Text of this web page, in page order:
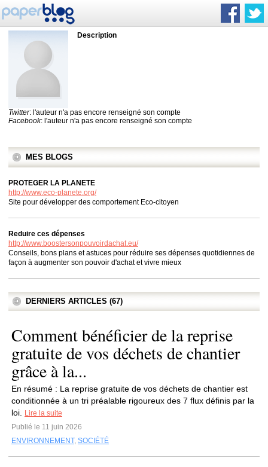
Description
Twitter: l'auteur n'a pas encore renseigné son compte
Facebook: l'auteur n'a pas encore renseigné son compte
MES BLOGS
PROTEGER LA PLANETE
http://www.eco-planete.org/
Site pour développer des comportement Eco-citoyen
Reduire ces dépenses
http://www.boostersonpouvoirdachat.eu/
Conseils, bons plans et astuces pour réduire ses dépenses quotidiennes de
façon à augmenter son pouvoir d'achat et vivre mieux
DERNIERS ARTICLES (67)
Comment bénéficier de la reprise
gratuite de vos déchets de chantier
grâce à la...
En résumé : La reprise gratuite de vos déchets de chantier est
conditionnée à un tri préalable rigoureux des 7 flux définis par la
loi.
Lire la suite
Publié le 11 juin 2026
ENVIRONNEMENT, SOCIÉTÉ